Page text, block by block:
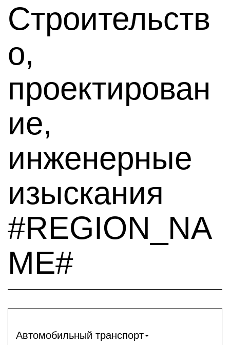
Строительств
о,
проектирован
ие,
инженерные
изыскания
#REGION_NA
ME#
Автомобильный транспорт